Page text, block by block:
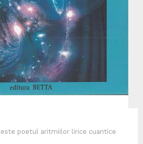
poetul aritmiilor lirice cuantice